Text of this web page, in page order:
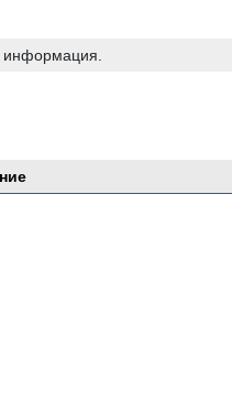
информация.